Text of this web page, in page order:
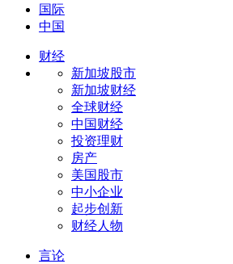
国际
中国
财经
新加坡股市
新加坡财经
全球财经
中国财经
投资理财
房产
美国股市
中小企业
起步创新
财经人物
言论